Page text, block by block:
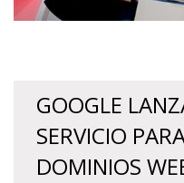
GOOGLE
SERVICIO
DOMINIOS